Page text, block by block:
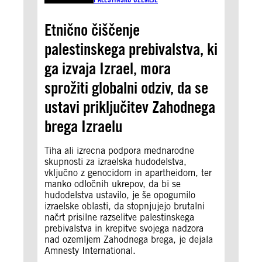
Etnično čiščenje
palestinskega prebivalstva, ki
ga izvaja Izrael, mora
sprožiti globalni odziv, da se
ustavi priključitev Zahodnega
brega Izraelu
Tiha ali izrecna podpora mednarodne
skupnosti za izraelska hudodelstva,
vključno z genocidom in apartheidom, ter
manko odločnih ukrepov, da bi se
hudodelstva ustavilo, je še opogumilo
izraelske oblasti, da stopnjujejo brutalni
načrt prisilne razselitve palestinskega
prebivalstva in krepitve svojega nadzora
nad ozemljem Zahodnega brega, je dejala
Amnesty International.